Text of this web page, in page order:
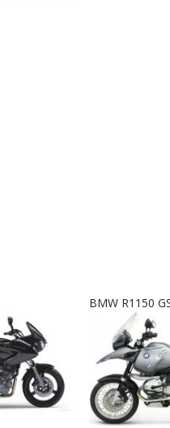
BMW R1150